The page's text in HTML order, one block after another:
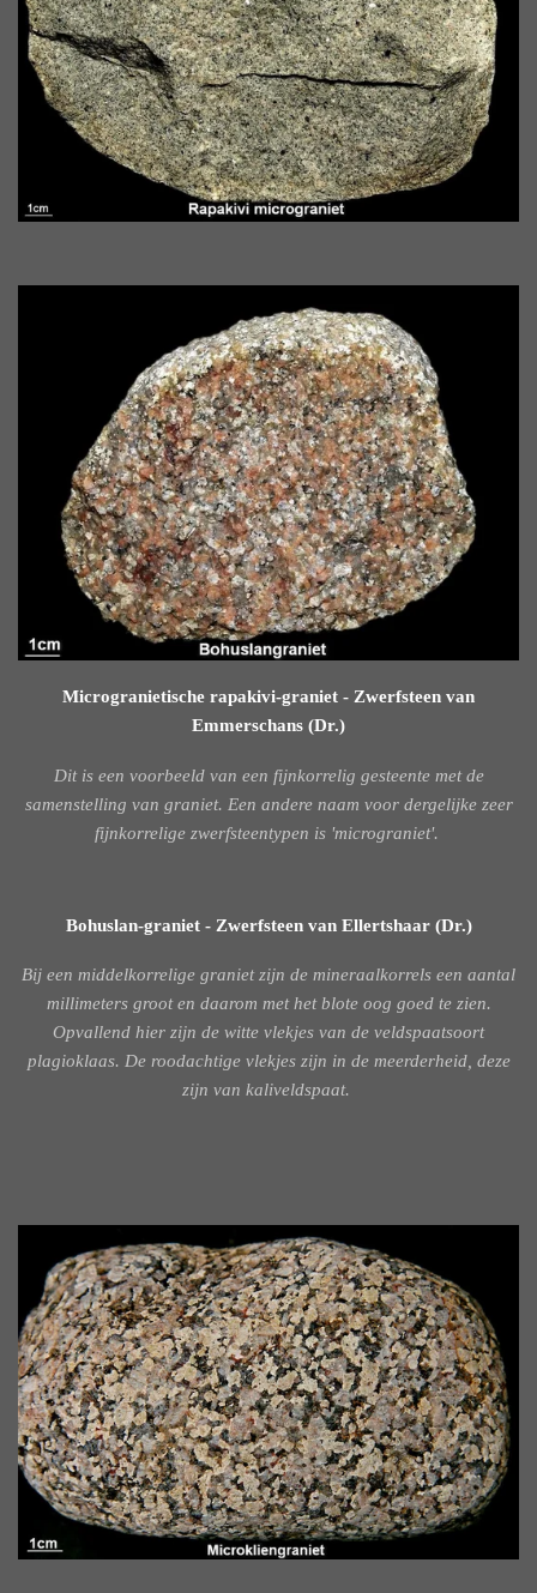
Microgranietische rapakivi-graniet - Zwerfsteen van
Emmerschans (Dr.)
Dit is een voorbeeld van een fijnkorrelig gesteente met de
samenstelling van graniet. Een andere naam voor dergelijke zeer
fijnkorrelige zwerfsteentypen is 'micrograniet'.
Bohuslan-graniet - Zwerfsteen van Ellertshaar (Dr.)
Bij een middelkorrelige graniet zijn de mineraalkorrels een aantal
millimeters groot en daarom met het blote oog goed te zien.
Opvallend hier zijn de witte vlekjes van de veldspaatsoort
plagioklaas. De roodachtige vlekjes zijn in de meerderheid, deze
zijn van kaliveldspaat.